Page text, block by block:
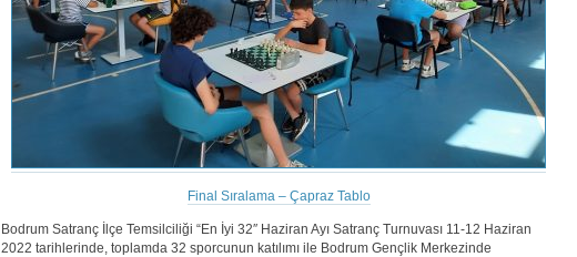
Final Sıralama – Çapraz Tablo
Bodrum Satranç İlçe Temsilciliği “En İyi 32″ Haziran Ayı Satranç Turnuvası 11-12 Haziran
2022 tarihlerinde, toplamda 32 sporcunun katılımı ile Bodrum Gençlik Merkezinde